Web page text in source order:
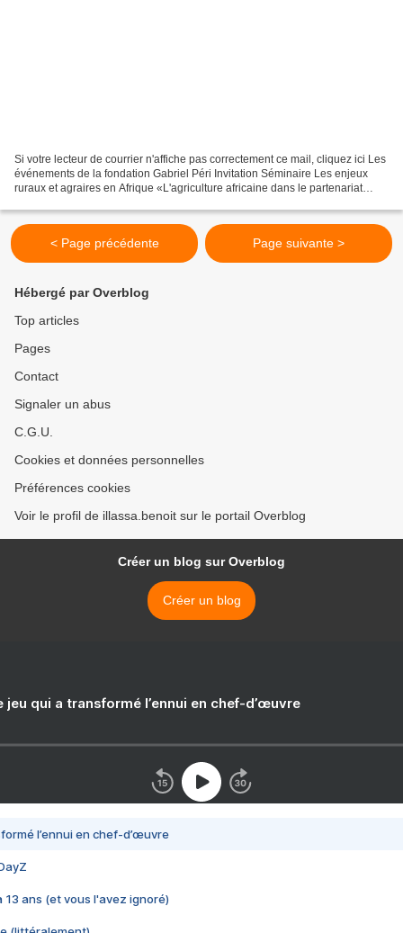
Si votre lecteur de courrier n'affiche pas correctement ce mail, cliquez ici Les
événements de la fondation Gabriel Péri Invitation Séminaire Les enjeux
ruraux et agraires en Afrique «L'agriculture africaine dans le partenariat
< Page précédente Page suivante >
Hébergé par Overblog
Top articles
Pages
Contact
Signaler un abus
C.G.U.
Cookies et données personnelles
Préférences cookies
Voir le profil de illassa.benoit sur le portail Overblog
Créer un blog sur Overblog
Créer un blog
jeu qui a transformé l’ennui en chef-d’œuvre
l’ennui en chef-d’œuvre
13 ans (et vous l'avez ignoré)